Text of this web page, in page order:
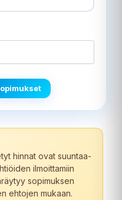
hinnat ovat suuntaa-
ilmoittamiin
sopimuksen
ehtojen mukaan.